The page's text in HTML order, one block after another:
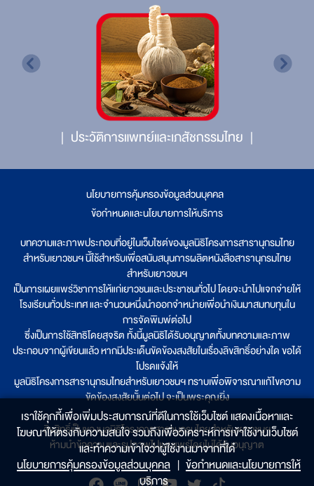
ประวัติการแพทย์และเภสัชกรรมไทย
นโยบายการคุ้มครองข้อมูลส่วนบุคคล
ข้อกำหนดและนโยบายการให้บริการ
บทความและภาพประกอบที่อยู่ในเว็บไซต์ของมูลนิธิโครงการสารานุกรมไทย
สำหรับเยาวชนฯ นี้ใช้สำหรับเพื่อสนับสนุนการผลิตหนังสือสารานุกรมไทย
สำหรับเยาวชนฯ
เป็นการเผยแพร่วิชาการให้แก่เยาวชนและประชาชนทั่วไป โดยจะนำไปแจกจ่ายให้
โรงเรียนทั่วประเทศ และจำนวนหนึ่งนำออกจำหน่ายเพื่อนำเงินมาสมทบทุนใน
การจัดพิมพ์ต่อไป
ซึ่งเป็นการใช้สิทธิโดยสุจริต ทั้งนี้มูลนิธิได้รับอนุญาตทั้งบทความและภาพ
ประกอบจากผู้เขียนแล้ว หากมีประเด็นขัดข้องสงสัยในเรื่องลิขสิทธิ์อย่างใด ขอได้
โปรดแจ้งให้
มูลนิธิโครงการสารานุกรมไทยสำหรับเยาวชนฯ ทราบเพื่อพิจารณาแก้ไขความ
ขัดข้องสงสัยนั้นต่อไป จะเป็นพระคุณยิ่ง
ลิขสิทธิ์เป็นของมูลนิธิโครงการสารานุกรมไทยสำหรับเยาวชนฯ
ห้ามนำข้อความและรูปภาพไปเผยแพร่โดยไม่ได้รับอนุญาต
เราใช้คุกกี้เพื่อเพิ่มประสบการณ์ที่ดีในการใช้เว็บไซต์ แสดงเนื้อหาและ
โฆษณาให้ตรงกับความสนใจ รวมถึงเพื่อวิเคราะห์การเข้าใช้งานเว็บไซต์
และทำความเข้าใจว่าผู้ใช้งานมาจากที่ใด๋
นโยบายการคุ้มครองข้อมูลส่วนบุคคล | ข้อกำหนดและนโยบายการให้
บริการ